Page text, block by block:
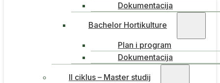
Dokumentacija
Bachelor Hortikulture
Plan i program
Dokumentacija
II ciklus – Master studij